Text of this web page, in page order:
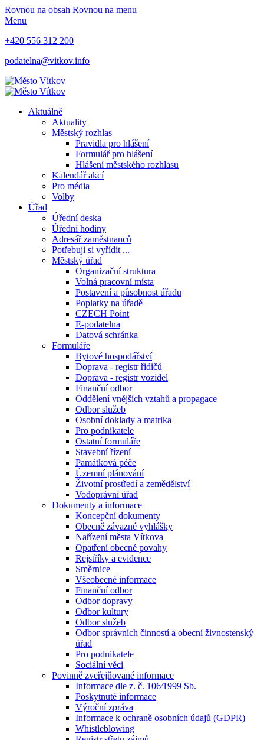
Rovnou na obsah Rovnou na menu
Menu
+420 556 312 200
podatelna@vitkov.info
Aktuálně
Aktuality
Městský rozhlas
Pravidla pro hlášení
Formulář pro hlášení
Hlášení městského rozhlasu
Kalendář akcí
Pro média
Volby
Úřad
Úřední deska
Úřední hodiny
Adresář zaměstnanců
Potřebuji si vyřídit ...
Městský úřad
Organizační struktura
Volná pracovní místa
Postavení a působnost úřadu
Poplatky na úřadě
CZECH Point
E-podatelna
Datová schránka
Formuláře
Bytové hospodářství
Doprava - registr řidičů
Doprava - registr vozidel
Finanční odbor
Oddělení vnějších vztahů a propagace
Odbor služeb
Osobní doklady a matrika
Pro podnikatele
Ostatní formuláře
Stavební řízení
Památková péče
Územní plánování
Životní prostředí a zemědělství
Vodoprávní úřad
Dokumenty a informace
Koncepční dokumenty
Obecně závazné vyhlášky
Nařízení města Vítkova
Opatření obecné povahy
Rejstříky a evidence
Směrnice
Všeobecné informace
Finanční odbor
Odbor dopravy
Odbor kultury
Odbor služeb
Odbor správních činností a obecní živnostenský
úřad
Pro podnikatele
Sociální věci
Povinně zveřejňované informace
Informace dle z. č. 106⁄1999 Sb.
Poskytnuté informace
Výroční zpráva
Informace k ochraně osobních údajů (GDPR)
Whistleblowing